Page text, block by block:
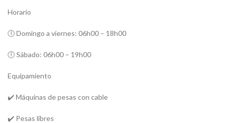
Horario
🕕 Domingo a viernes: 06h00 – 18h00
🕕 Sábado: 06h00 – 19h00
Equipamiento
✔️ Máquinas de pesas con cable
✔️ Pesas libres